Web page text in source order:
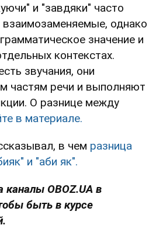
и "завдяки" часто
однако
значение и
контекстах.
звучания, они
частям речи и выполняют
О разнице между
в материале.
в чем разница
и "аби як".
каналы OBOZ.UA в
быть в курсе